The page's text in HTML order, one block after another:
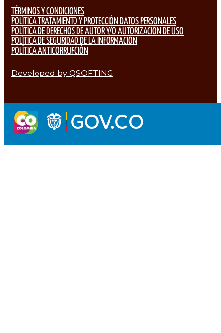
TÉRMINOS Y CONDICIONES
POLÍTICA TRATAMIENTO Y PROTECCIÓN DATOS PERSONALES
POLÍTICA DE DERECHOS DE AUTOR Y/O AUTORIZACIÓN DE USO
POLÍTICA DE SEGURIDAD DE LA INFORMACIÓN
POLÍTICA ANTICORRUPCIÓN
Developed by QSOFTING